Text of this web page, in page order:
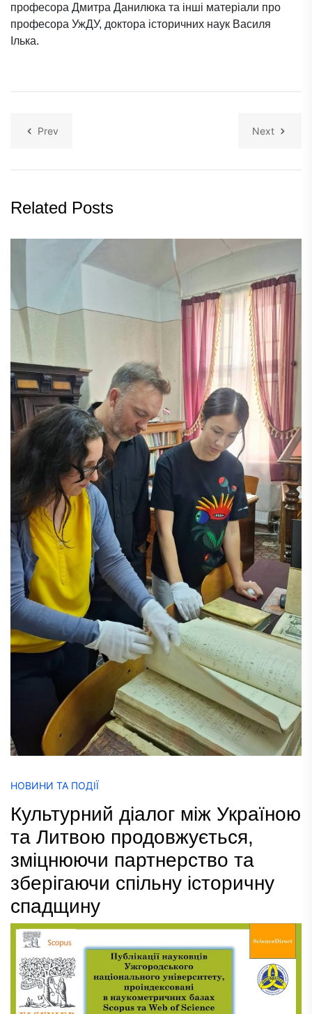
професора Дмитра Данилюка та інші матеріали про
професора УжДУ, доктора історичних наук Василя
Ілька.
Prev Next
Related Posts
НОВИНИ ТА ПОДІЇ
Культурний діалог між Україною
та Литвою продовжується,
зміцнюючи партнерство та
зберігаючи спільну історичну
спадщину